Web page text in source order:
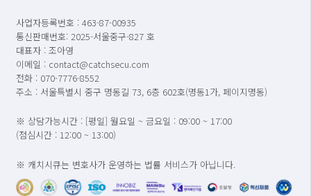
사업자등록번호 : 463-87-00935
통신판매번호: 2025-서울중구-827 호
대표자 : 조아영
이메일 : contact@catchsecu.com
전화 : 070-7776-8552
주소 : 서울특별시 중구 명동길 73, 6층 602호(명동1가, 페이지명동)
※ 상담가능시간 : [평일] 월요일 ~ 금요일 : 09:00 ~ 17:00
(점심시간 : 12:00 ~ 13:00)
※ 캐치시큐는 변호사가 운영하는 법률 서비스가 아닙니다.